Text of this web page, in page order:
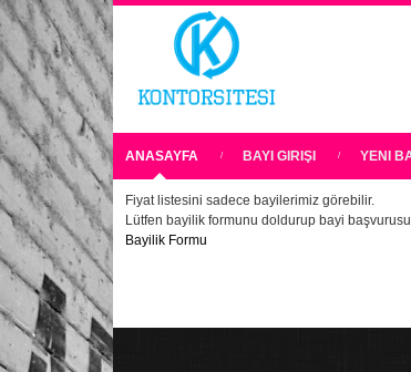
ANASAYFA BAYI GIRIŞI YENI
Fiyat listesini sadece bayilerimiz görebilir.
Lütfen bayilik formunu doldurup bayi
Bayilik Formu